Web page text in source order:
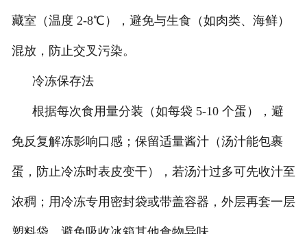
藏室（温度 2-8℃），避免与生食（如肉类、海鲜）
混放，防止交叉污染。
冷冻保存法
根据每次食用量分装（如每袋 5-10 个蛋），避
免反复解冻影响口感；保留适量酱汁（汤汁能包裹
蛋，防止冷冻时表皮变干），若汤汁过多可先收汁至
浓稠；用冷冻专用密封袋或带盖容器，外层再套一层